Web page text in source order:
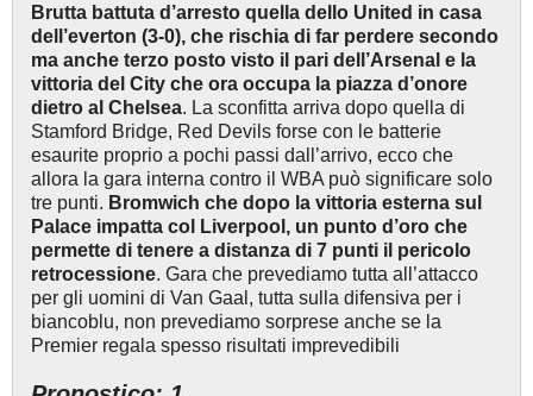
Brutta battuta d’arresto quella dello United in casa
dell’everton (3-0), che rischia di far perdere secondo
ma anche terzo posto visto il pari dell’Arsenal e la
vittoria del City che ora occupa la piazza d’onore
dietro al Chelsea. La sconfitta arriva dopo quella di
Stamford Bridge, Red Devils forse con le batterie
esaurite proprio a pochi passi dall’arrivo, ecco che
allora la gara interna contro il WBA può significare solo
tre punti. Bromwich che dopo la vittoria esterna sul
Palace impatta col Liverpool, un punto d’oro che
permette di tenere a distanza di 7 punti il pericolo
retrocessione. Gara che prevediamo tutta all’attacco
per gli uomini di Van Gaal, tutta sulla difensiva per i
biancoblu, non prevediamo sorprese anche se la
Premier regala spesso risultati imprevedibili